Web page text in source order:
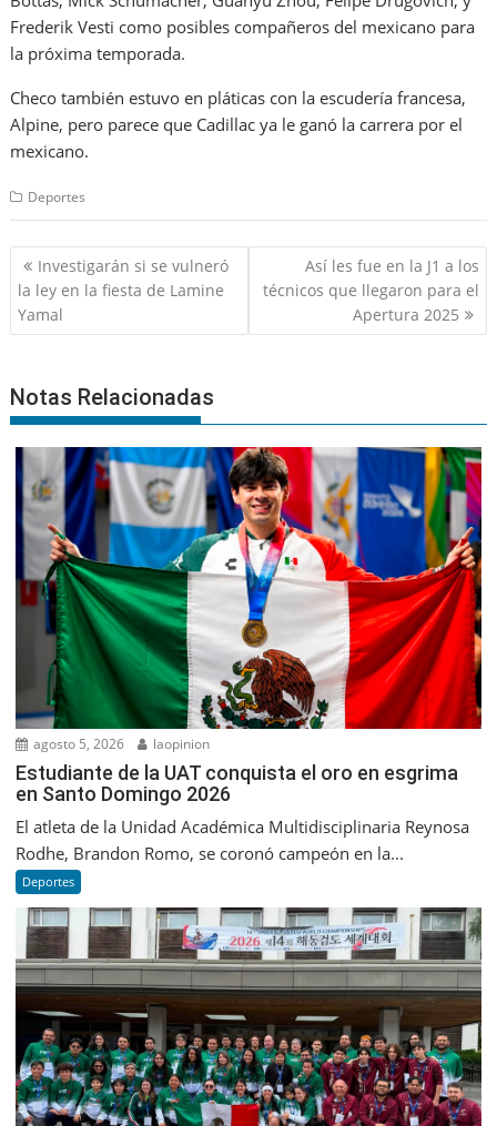
Frederik Vesti como posibles compañeros del mexicano para
la próxima temporada.
Checo también estuvo en pláticas con la escudería francesa,
Alpine, pero parece que Cadillac ya le ganó la carrera por el
mexicano.
Deportes
Navegación
de
entradas
Investigarán si se vulneró
la ley en la fiesta de Lamine
Yamal
Así les fue en la J1 a los
técnicos que llegaron para el
Apertura 2025
Notas Relacionadas
agosto 5, 2026 laopinion
Estudiante de la UAT conquista el oro en esgrima
en Santo Domingo 2026
El atleta de la Unidad Académica Multidisciplinaria Reynosa
Rodhe, Brandon Romo, se coronó campeón en la...
Deportes